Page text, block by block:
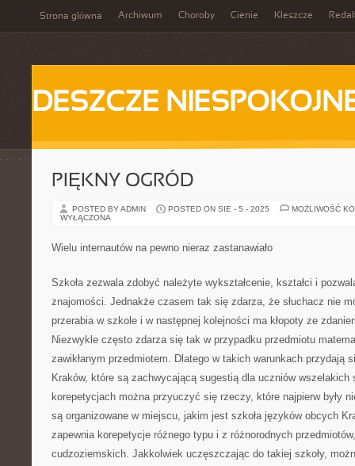
Strona główna Archiwum Choroby Cienie Kleszcze
DESZCZE
PIĘKNY OGRÓD
POSTED BY ADMIN POSTED ON SIE - 5 - 2025
MOŻLIWOŚĆ
WYŁĄCZONA
Wielu internautów na pewno nieraz zastanawiało
Szkoła zezwala zdobyć należyte wykształcenie, kształci i
znajomości. Jednakże czasem tak się zdarza, że słuchacz nie
przerabia w szkole i w następnej kolejności ma kłopoty ze
Niezwykle często zdarza się tak w przypadku przedmiotu
zawikłanym przedmiotem. Dlatego w takich warunkach przydają
Kraków, które są zachwycającą sugestią dla uczniów wszelakich
korepetycjach można przyuczyć się rzeczy, które najpierw były
są organizowane w miejscu, jakim jest szkoła języków obcych
zapewnia korepetycje różnego typu i z różnorodnych
cudzoziemskich. Jakkolwiek uczęszczając do takiej szkoły,